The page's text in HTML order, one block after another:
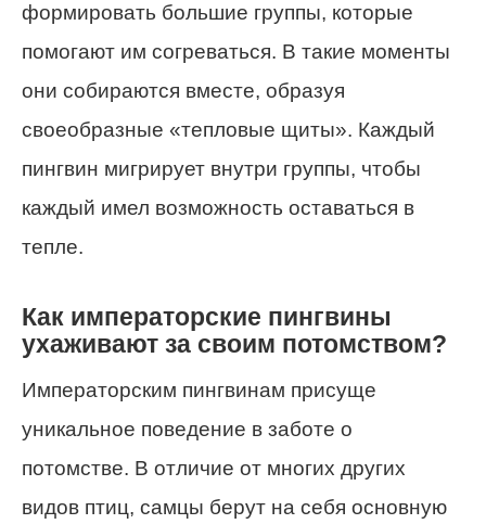
формировать большие группы, которые
помогают им согреваться. В такие моменты
они собираются вместе, образуя
своеобразные «тепловые щиты». Каждый
пингвин мигрирует внутри группы, чтобы
каждый имел возможность оставаться в
тепле.
Как императорские пингвины
ухаживают за своим потомством?
Императорским пингвинам присуще
уникальное поведение в заботе о
потомстве. В отличие от многих других
видов птиц, самцы берут на себя основную